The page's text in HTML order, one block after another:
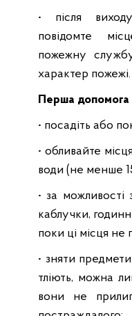
• після
повідомте
пожежну
характер пожежі.
Перша допомога
• посадіть або
• обливайте
води (не менше
• за можливості
каблучки,
поки ці місця не
• зняти
тліють, можна
вони не